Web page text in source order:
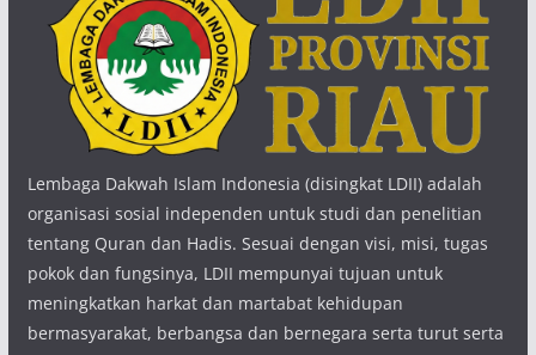
Lembaga Dakwah Islam Indonesia (disingkat LDII) adalah
organisasi sosial independen untuk studi dan penelitian
tentang Quran dan Hadis. Sesuai dengan visi, misi, tugas
pokok dan fungsinya, LDII mempunyai tujuan untuk
meningkatkan harkat dan martabat kehidupan
bermasyarakat, berbangsa dan bernegara serta turut serta